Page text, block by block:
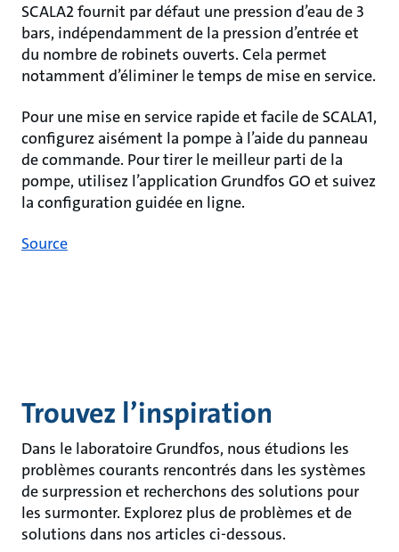
SCALA2 fournit par défaut une pression d’eau de 3
bars, indépendamment de la pression d’entrée et
du nombre de robinets ouverts. Cela permet
notamment d’éliminer le temps de mise en service.
Pour une mise en service rapide et facile de SCALA1,
configurez aisément la pompe à l’aide du panneau
de commande. Pour tirer le meilleur parti de la
pompe, utilisez l’application Grundfos GO et suivez
la configuration guidée en ligne.
Source
Trouvez l’inspiration
Dans le laboratoire Grundfos, nous étudions les
problèmes courants rencontrés dans les systèmes
de surpression et recherchons des solutions pour
les surmonter. Explorez plus de problèmes et de
solutions dans nos articles ci-dessous.